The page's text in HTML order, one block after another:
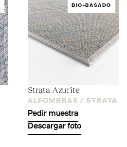
BIO-BASADO
Strata Azurite
ALFOMBRAS / STRATA
Pedir muestra
Descargar foto